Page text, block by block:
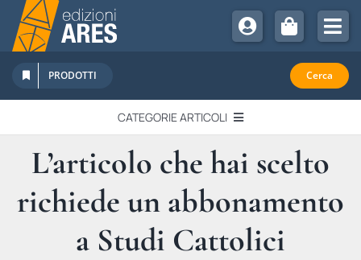
Salta
contenuto
Chi Siamo
Sostienici
Abbonamenti
Promozioni
Newsletter
PRODOTTI Cerca
CATEGORIE ARTICOLI
EDITORIALI
IN QUESTO NUMERO
L’articolo che hai scelto
richiede un abbonamento
a Studi Cattolici